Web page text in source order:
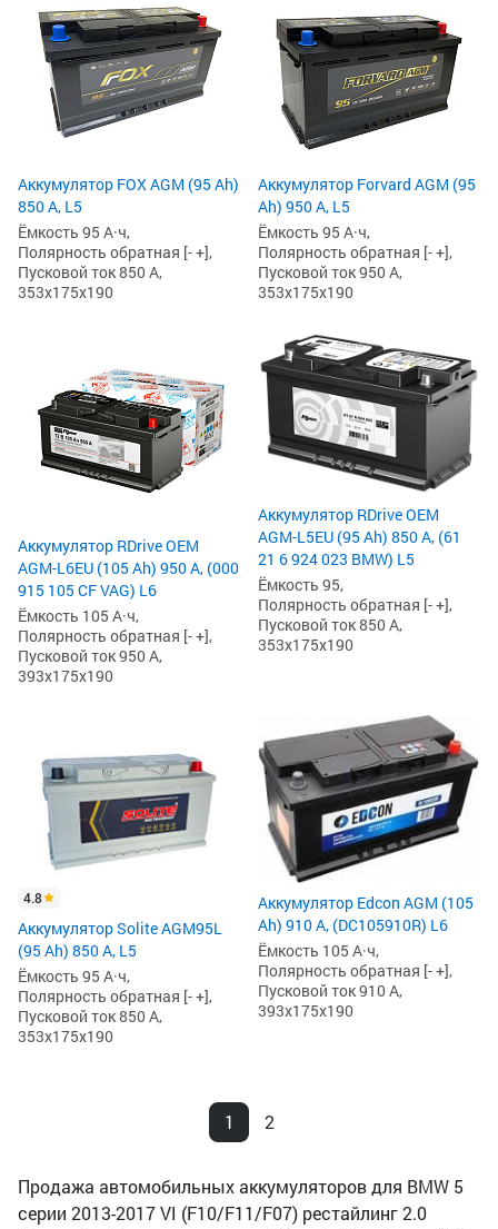
Аккумулятор FOX AGM (95 Ah)
850 А, L5
Ёмкость 95 А·ч,
Полярность обратная [- +],
Пусковой ток 850 А,
353x175x190
Аккумулятор Forvard AGM (95
Ah) 950 А, L5
Ёмкость 95 А·ч,
Полярность обратная [- +],
Пусковой ток 950 А,
353x175x190
Аккумулятор RDrive OEM
AGM-L6EU (105 Ah) 950 А, (000
915 105 CF VAG) L6
Ёмкость 105 А·ч,
Полярность обратная [- +],
Пусковой ток 950 А,
393x175x190
Аккумулятор RDrive OEM
AGM-L5EU (95 Ah) 850 А, (61
21 6 924 023 BMW) L5
Ёмкость 95,
Полярность обратная [- +],
Пусковой ток 850 А,
353x175x190
4.8
Аккумулятор Solite AGM95L
(95 Ah) 850 А, L5
Ёмкость 95 А·ч,
Полярность обратная [- +],
Пусковой ток 850 А,
353x175x190
Аккумулятор Edcon AGM (105
Ah) 910 А, (DC105910R) L6
Ёмкость 105 А·ч,
Полярность обратная [- +],
Пусковой ток 910 А,
393x175x190
1 2
Продажа автомобильных аккумуляторов для BMW 5
серии 2013-2017 VI (F10/F11/F07) рестайлинг 2.0